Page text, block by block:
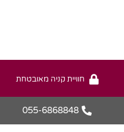
חוויית קניה מאובטחת
055-6868848